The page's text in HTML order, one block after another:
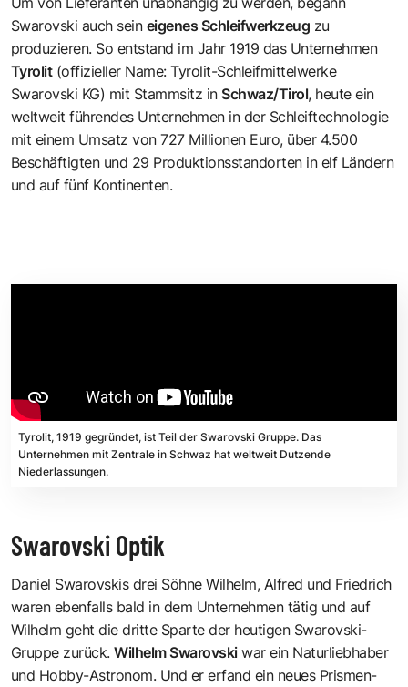
Swarovski auch sein eigenes Schleifwerkzeug zu
produzieren. So entstand im Jahr 1919 das Unternehmen
Tyrolit(offizieller Name: Tyrolit-Schleifmittelwerke
Swarovski KG) mit Stammsitz inSchwaz/Tirol, heute ein
weltweit führendes Unternehmen in der Schleiftechnologie
mit einem Umsatz von 727 Millionen Euro, über 4.500
Beschäftigten und 29 Produktionsstandorten in elf Ländern
und auf fünf Kontinenten.
Tyrolit, 1919 gegründet, ist Teil der Swarovski Gruppe. Das
Unternehmen mit Zentrale in Schwaz hat weltweit Dutzende
Niederlassungen.
Swarovski Optik
Daniel Swarovskis drei Söhne Wilhelm, Alfred und Friedrich
waren ebenfalls bald in dem Unternehmen tätig und auf
Wilhelm geht die dritte Sparte der heutigen Swarovski-
Gruppe zurück.Wilhelm Swarovski war ein Naturliebhaber
und Hobby-Astronom. Und er erfand ein neues Prismen-